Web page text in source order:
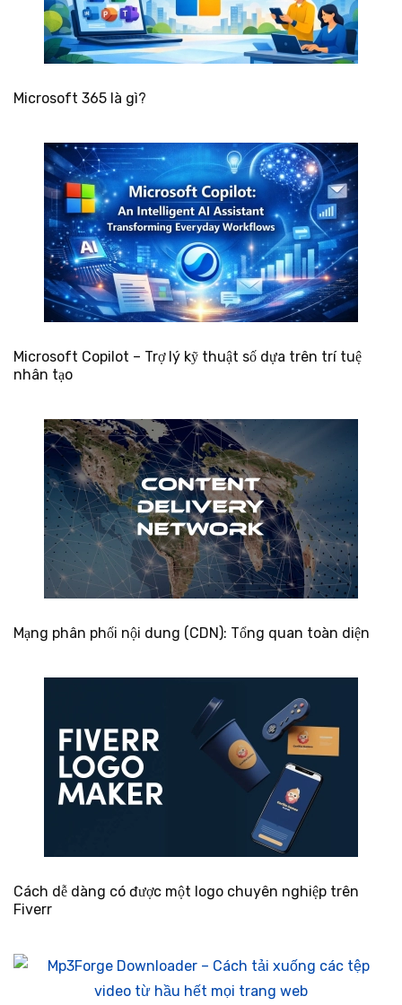
Microsoft 365 là gì?
Microsoft Copilot – Trợ lý kỹ thuật số dựa trên trí tuệ
nhân tạo
Mạng phân phối nội dung (CDN): Tổng quan toàn diện
Cách dễ dàng có được một logo chuyên nghiệp trên
Fiverr